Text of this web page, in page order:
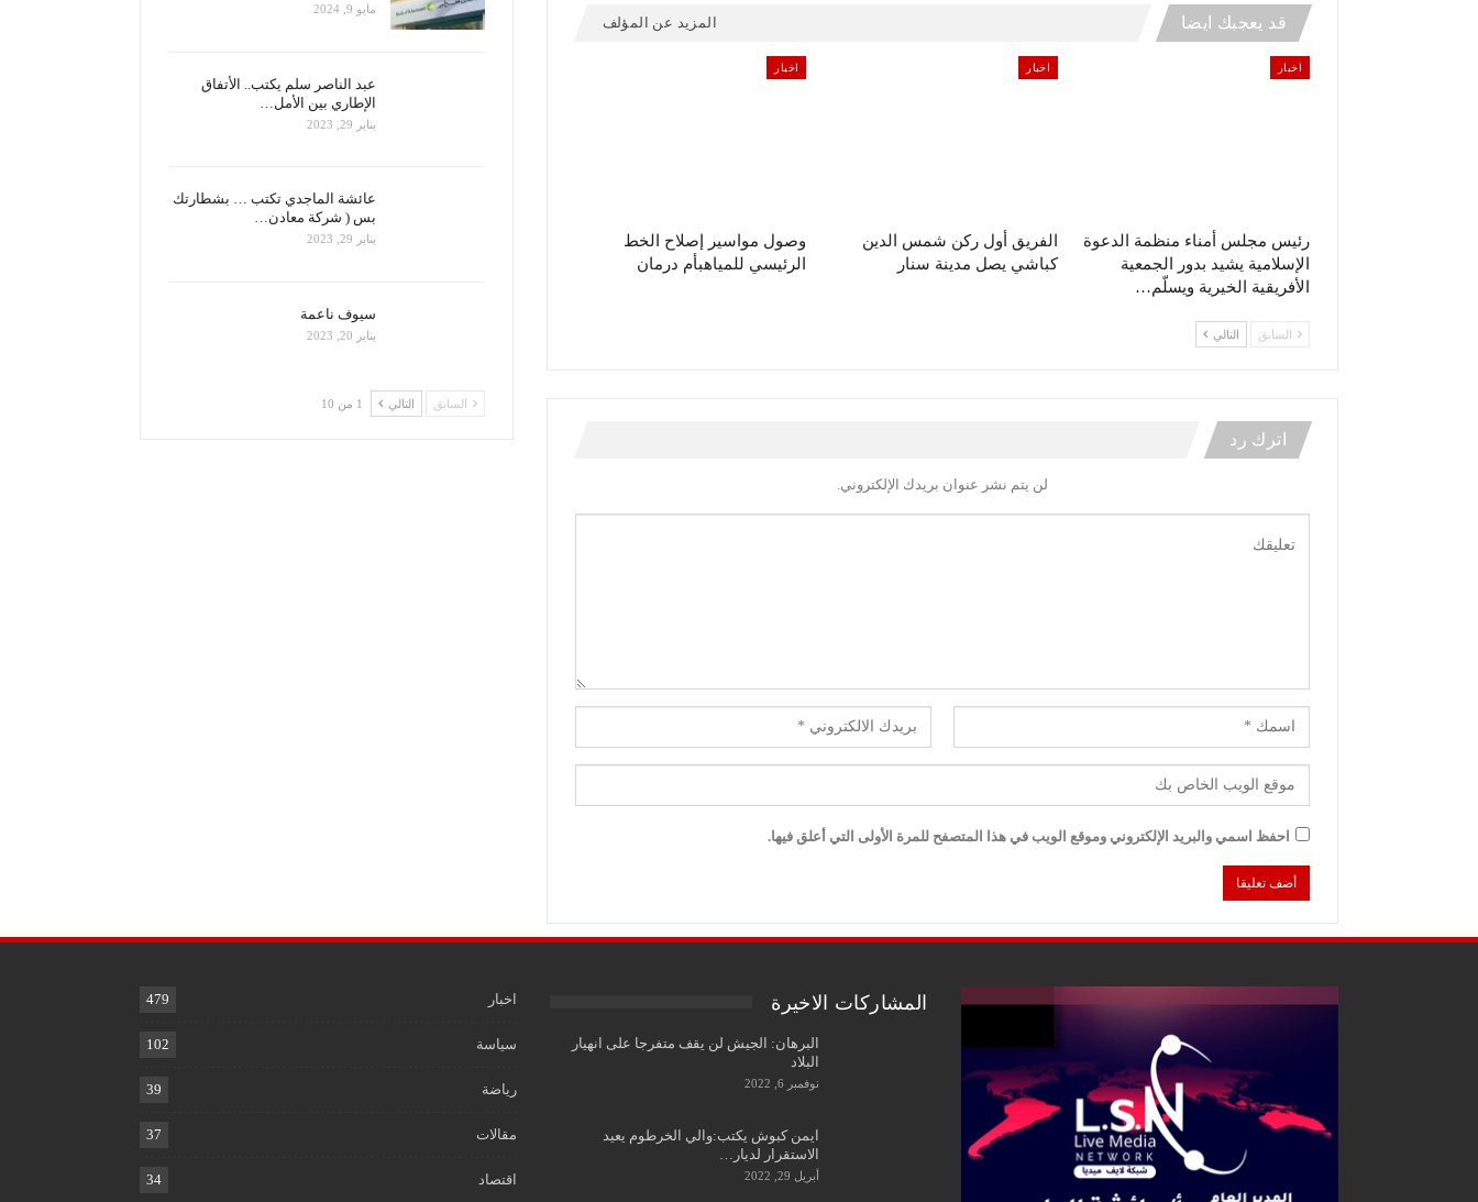
قد يعجبك ايضا المزيد عن المؤلف
اخبار
رئيس مجلس أمناء منظمة الدعوة
الإسلامية يشيد بدور الجمعية
الأفريقية الخيرية ويسلّم…
اخبار
الفريق أول ركن شمس الدين
كباشي يصل مدينة سنار
اخبار
وصول مواسير إصلاح الخط
الرئيسي للمياهبأم درمان
السابق التالي
اترك رد
لن يتم نشر عنوان بريدك الإلكتروني.
احفظ اسمي والبريد الإلكتروني وموقع الويب في هذا المتصفح للمرة الأولى التي أعلق فيها.
مايو 9, 2024
عبد الناصر سلم يكتب.. الأتفاق
الإطاري بين الأمل…
يناير 29, 2023
عائشة الماجدي تكتب … بشطارتك
بس ( شركة معادن…
يناير 29, 2023
سيوف ناعمة
يناير 20, 2023
السابق التالي 1 من 10
المشاركات الاخيرة
البرهان: الجيش لن يقف متفرجا على انهيار
البلاد
نوفمبر 6, 2022
ايمن كبوش يكتب:والي الخرطوم يعيد
الاستقرار لديار…
أبريل 29, 2022
اخبار 479
سياسة 102
رياضة 39
مقالات 37
اقتصاد 34